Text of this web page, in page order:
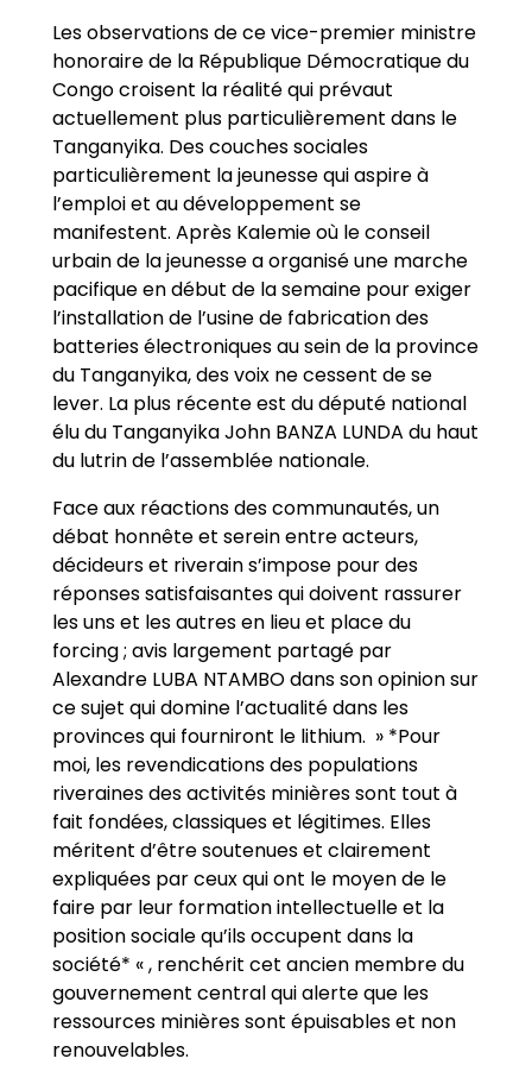
Les observations de ce vice-premier ministre
honoraire de la République Démocratique du
Congo croisent la réalité qui prévaut
actuellement plus particulièrement dans le
Tanganyika. Des couches sociales
particulièrement la jeunesse qui aspire à
l’emploi et au développement se
manifestent. Après Kalemie où le conseil
urbain de la jeunesse a organisé une marche
pacifique en début de la semaine pour exiger
l’installation de l’usine de fabrication des
batteries électroniques au sein de la province
du Tanganyika, des voix ne cessent de se
lever. La plus récente est du député national
élu du Tanganyika John BANZA LUNDA du haut
du lutrin de l’assemblée nationale.
Face aux réactions des communautés, un
débat honnête et serein entre acteurs,
décideurs et riverain s’impose pour des
réponses satisfaisantes qui doivent rassurer
les uns et les autres en lieu et place du
forcing ; avis largement partagé par
Alexandre LUBA NTAMBO dans son opinion sur
ce sujet qui domine l’actualité dans les
provinces qui fourniront le lithium. » *Pour
moi, les revendications des populations
riveraines des activités minières sont tout à
fait fondées, classiques et légitimes. Elles
méritent d’être soutenues et clairement
expliquées par ceux qui ont le moyen de le
faire par leur formation intellectuelle et la
position sociale qu’ils occupent dans la
société* « , renchérit cet ancien membre du
gouvernement central qui alerte que les
ressources minières sont épuisables et non
renouvelables.